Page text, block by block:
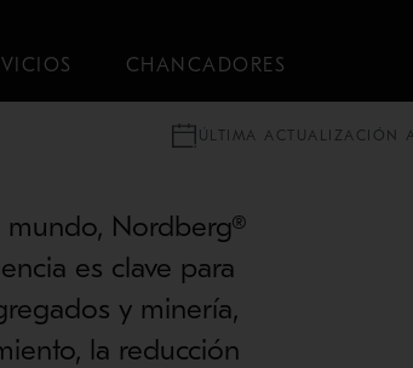
CHANCADORES
ÚLTIMA ACTUALIZACIÓN
Nordberg®
es clave para
y minería,
la reducción